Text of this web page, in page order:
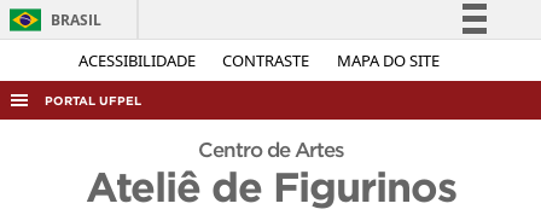
ACESSIBILIDADE CONTRASTE MAPA DO SITE
BRASIL
Simplifique!
Acesso à informação
Legislação
PORTAL UFPEL
ACESSO À INFORMAÇÃO
AUDITORIA
Centro de Artes
Ateliê de Figurinos